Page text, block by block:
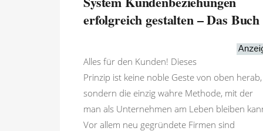
erfolgreich gestalten – Das Buch
Alles für den Kunden! Dieses
Prinzip ist keine noble Geste von oben herab,
sondern die einzig wahre Methode, mit der
man als Unternehmen am Leben bleiben
Vor allem neu gegründete Firmen sind